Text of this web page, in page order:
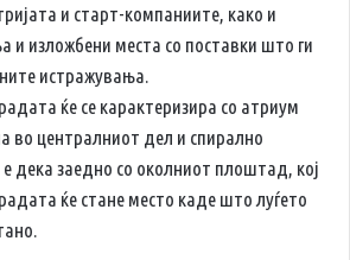
и старт-компаниите, како и
и изложбени места со поставки што ги
истражувања.
ќе се карактеризира со атриум
во централниот дел и спирално
дека заедно со околниот плоштад, кој
ќе стане место каде што луѓето